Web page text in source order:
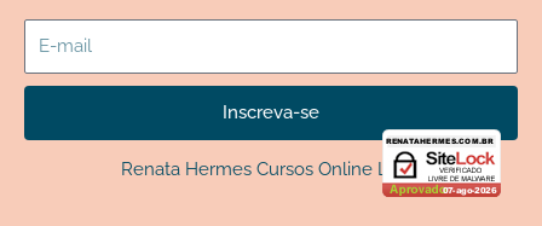
E-
mail
Inscreva-se
Renata Hermes Cursos Online LTDA